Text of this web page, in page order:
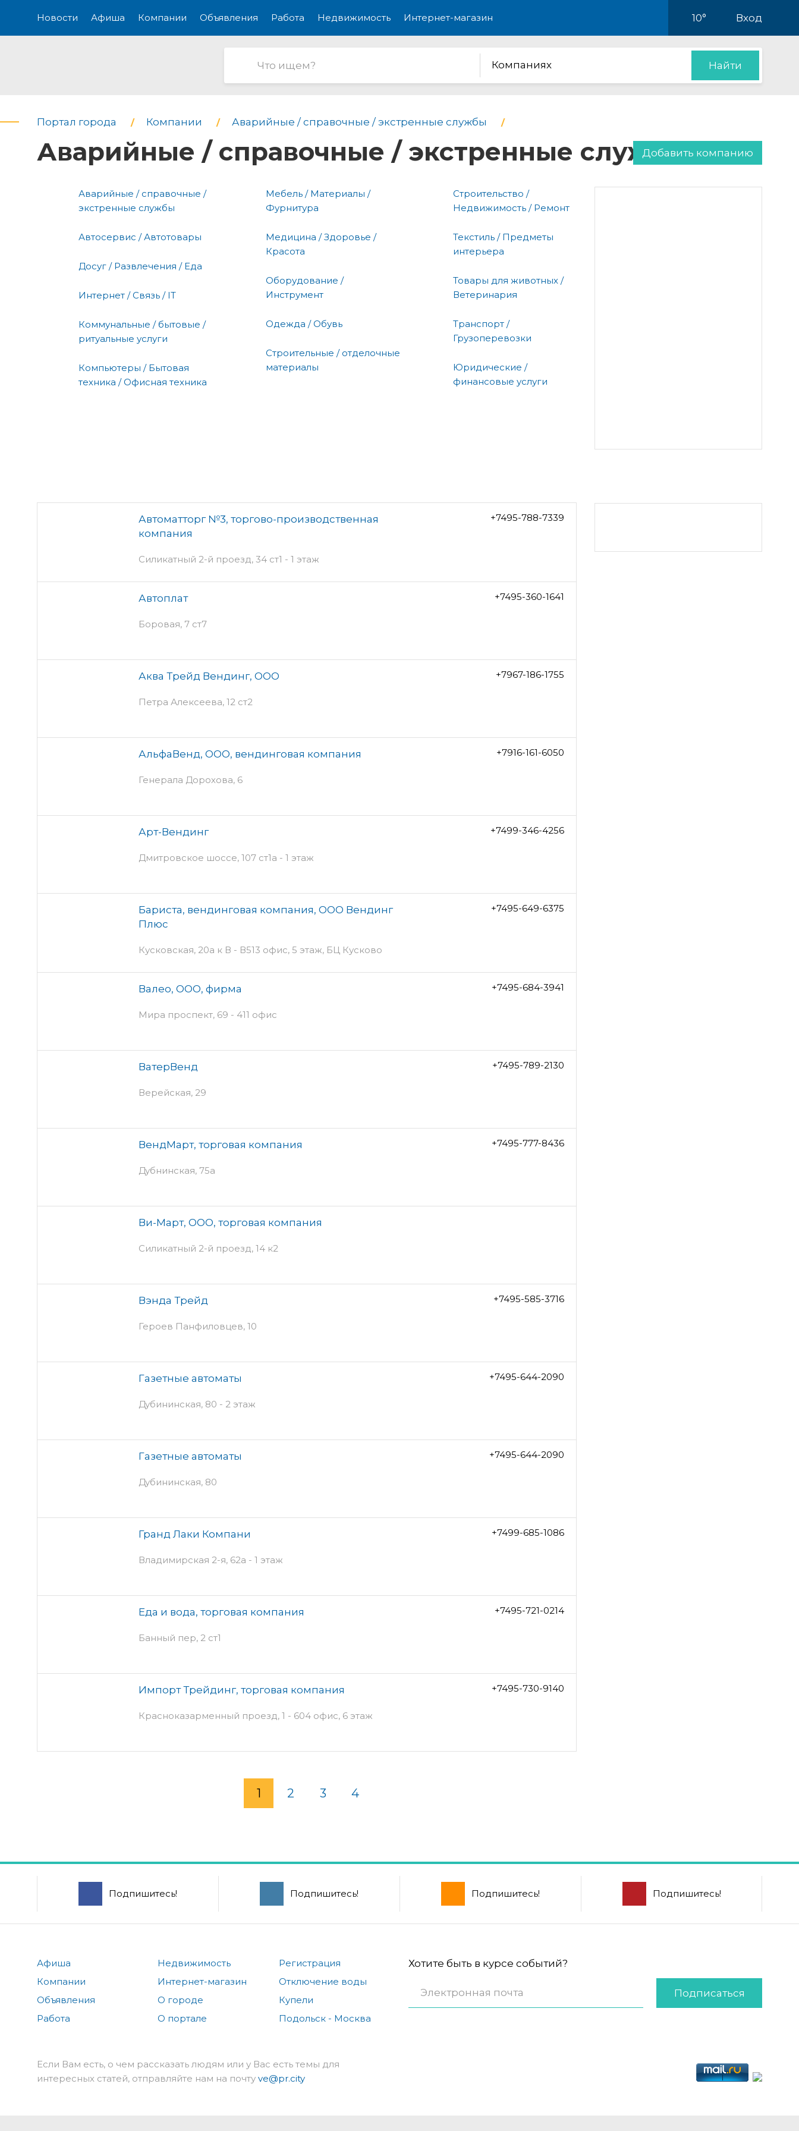
Новости Афиша Компании Объявления Работа Недвижимость Интернет-магазин 10° Вход
Компаниях Найти
Портал города Компании Аварийные / справочные / экстренные службы
Аварийные / справочные / экстренные службыДобавить компанию
Аварийные / справочные /
экстренные службы
Автосервис / Автотовары
Досуг / Развлечения / Еда
Интернет / Связь / IT
Коммунальные / бытовые /
ритуальные услуги
Компьютеры / Бытовая
техника / Офисная техника
Мебель / Материалы /
Фурнитура
Медицина / Здоровье /
Красота
Оборудование /
Инструмент
Одежда / Обувь
Строительные / отделочные
материалы
Строительство /
Недвижимость / Ремонт
Текстиль / Предметы
интерьера
Товары для животных /
Ветеринария
Транспорт /
Грузоперевозки
Юридические /
финансовые услуги
Автоматторг №3, торгово-производственная
компания
Силикатный 2-й проезд, 34 ст1 - 1 этаж
+7495-788-7339
Автоплат
Боровая, 7 ст7
+7495-360-1641
Аква Трейд Вендинг, ООО
Петра Алексеева, 12 ст2
+7967-186-1755
АльфаВенд, ООО, вендинговая компания
Генерала Дорохова, 6
+7916-161-6050
Арт-Вендинг
Дмитровское шоссе, 107 ст1а - 1 этаж
+7499-346-4256
Бариста, вендинговая компания, ООО Вендинг
Плюс
Кусковская, 20а к В - В513 офис, 5 этаж, БЦ Кусково
+7495-649-6375
Валео, ООО, фирма
Мира проспект, 69 - 411 офис
+7495-684-3941
ВатерВенд
Верейская, 29
+7495-789-2130
ВендМарт, торговая компания
Дубнинская, 75а
+7495-777-8436
Ви-Март, ООО, торговая компания
Силикатный 2-й проезд, 14 к2
Вэнда Трейд
Героев Панфиловцев, 10
+7495-585-3716
Газетные автоматы
Дубининская, 80 - 2 этаж
+7495-644-2090
Газетные автоматы
Дубининская, 80
+7495-644-2090
Гранд Лаки Компани
Владимирская 2-я, 62а - 1 этаж
+7499-685-1086
Еда и вода, торговая компания
Банный пер, 2 ст1
+7495-721-0214
Импорт Трейдинг, торговая компания
Красноказарменный проезд, 1 - 604 офис, 6 этаж
+7495-730-9140
1 2 3 4
Подпишитесь! Подпишитесь! Подпишитесь! Подпишитесь!
Афиша
Компании
Объявления
Работа
Недвижимость
Интернет-магазин
О городе
О портале
Регистрация
Отключение воды
Купели
Подольск - Москва
Хотите быть в курсе событий?
Подписаться
Если Вам есть, о чем рассказать людям или у Вас есть темы для
интересных статей, отправляйте нам на почту ve@pr.city